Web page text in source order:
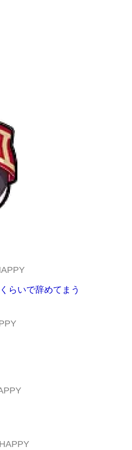
らいで辞めてまう